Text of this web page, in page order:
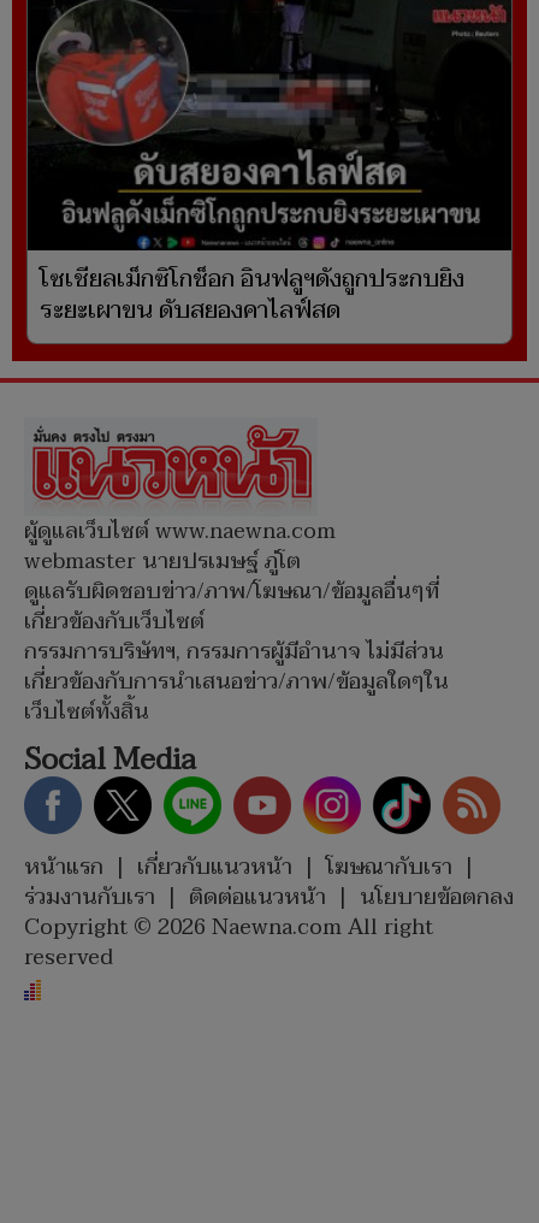
โซเชียลเม็กซิโกช็อก อินฟลูฯดังถูกประกบยิง
ระยะเผาขน ดับสยองคาไลฟ์สด
ผู้ดูแลเว็บไซต์ www.naewna.com
webmaster นายปรเมษฐ์ ภู่โต
ดูแลรับผิดชอบข่าว/ภาพ/โฆษณา/ข้อมูลอื่นๆที่
เกี่ยวข้องกับเว็บไซต์
กรรมการบริษัทฯ, กรรมการผู้มีอำนาจ ไม่มีส่วน
เกี่ยวข้องกับการนำเสนอข่าว/ภาพ/ข้อมูลใดๆใน
เว็บไซต์ทั้งสิ้น
Social Media
หน้าแรก | เกี่ยวกับแนวหน้า | โฆษณากับเรา |
ร่วมงานกับเรา | ติดต่อแนวหน้า | นโยบายข้อตกลง
Copyright © 2026 Naewna.com All right
reserved